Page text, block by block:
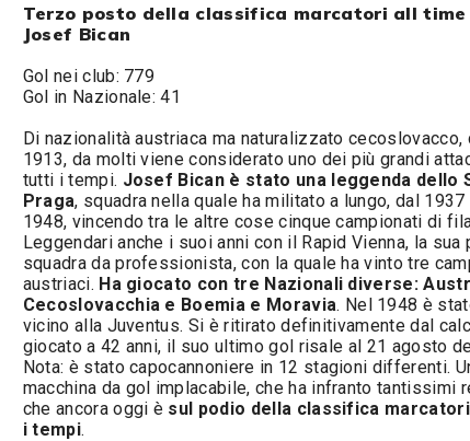
Terzo posto della classifica marcatori all time
Josef Bican
Gol nei club: 779
Gol in Nazionale: 41
Di nazionalità austriaca ma naturalizzato cecoslovacco,
1913, da molti viene considerato uno dei più grandi
tutti i tempi. Josef Bican è stato una leggenda dello
Praga, squadra nella quale ha militato a lungo, dal 1937
1948, vincendo tra le altre cose cinque campionati di
Leggendari anche i suoi anni con il Rapid Vienna, la sua
squadra da professionista, con la quale ha vinto tre
austriaci. Ha giocato con tre Nazionali diverse:
Cecoslovacchia e Boemia e Moravia. Nel 1948 è
vicino alla Juventus. Si è ritirato definitivamente dal
giocato a 42 anni, il suo ultimo gol risale al 21 agosto
Nota: è stato capocannoniere in 12 stagioni differenti.
macchina da gol implacabile, che ha infranto tantissimi
che ancora oggi è sul podio della classifica
i tempi.